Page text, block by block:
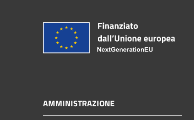
AMMINISTRAZIONE